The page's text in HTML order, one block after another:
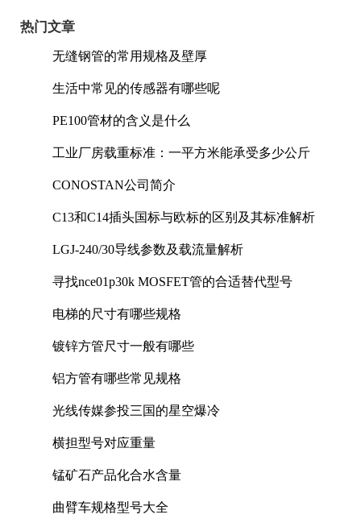
热门文章
无缝钢管的常用规格及壁厚
生活中常见的传感器有哪些呢
PE100管材的含义是什么
工业厂房载重标准：一平方米能承受多少公斤
CONOSTAN公司简介
C13和C14插头国标与欧标的区别及其标准解析
LGJ-240/30导线参数及载流量解析
寻找nce01p30k MOSFET管的合适替代型号
电梯的尺寸有哪些规格
镀锌方管尺寸一般有哪些
铝方管有哪些常见规格
光线传媒参投三国的星空爆冷
横担型号对应重量
锰矿石产品化合水含量
曲臂车规格型号大全